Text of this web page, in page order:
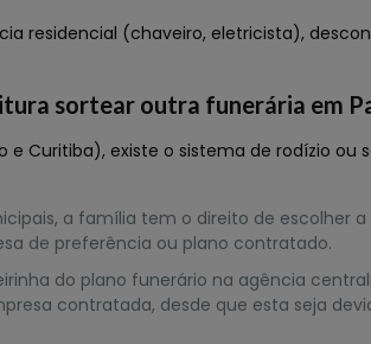
residencial (chaveiro, eletricista),
sortear outra funerária em
Curitiba), existe o sistema de rodízio ou
a família tem o direito de escolher
de preferência ou plano contratado.
do plano funerário na agência
contratada, desde que esta seja